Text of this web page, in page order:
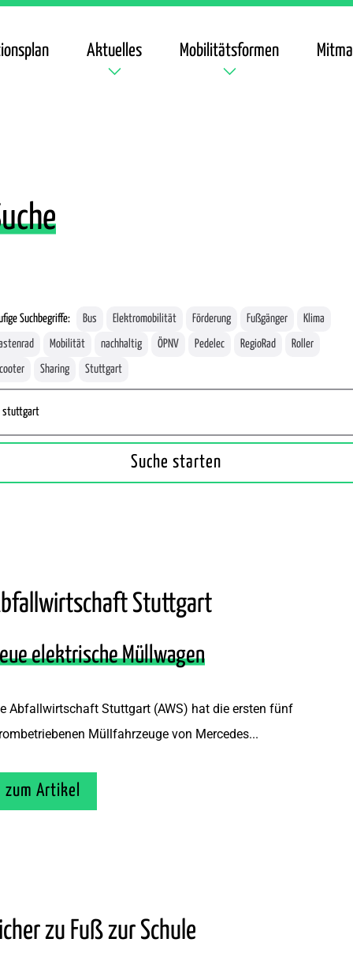
Aktuelles Mobilitätsformen
Suchbegriffe: Bus Elektromobilität Förderung Fußgänger Klima
Mobilität nachhaltig ÖPNV Pedelec RegioRad Roller
Sharing Stuttgart
Stuttgart
elektrische Müllwagen
Abfallwirtschaft Stuttgart (AWS) hat die ersten fünf
Müllfahrzeuge von Mercedes...
zum Artikel
zu Fuß zur Schule